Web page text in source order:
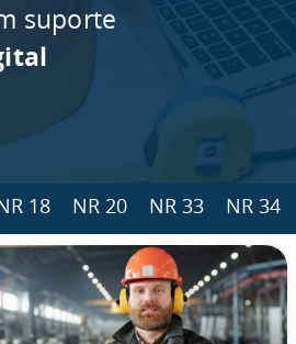
suporte
18 NR 20 NR 33 NR 34